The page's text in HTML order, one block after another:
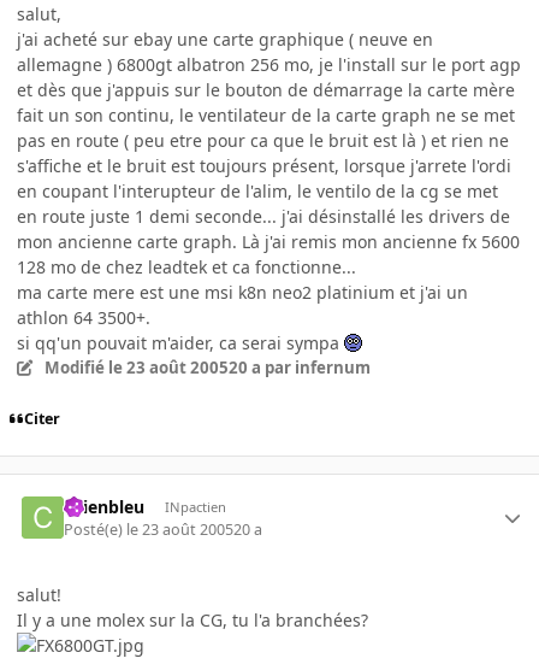
salut,
j'ai acheté sur ebay une carte graphique ( neuve en
allemagne ) 6800gt albatron 256 mo, je l'install sur le port agp
et dès que j'appuis sur le bouton de démarrage la carte mère
fait un son continu, le ventilateur de la carte graph ne se met
pas en route ( peu etre pour ca que le bruit est là ) et rien ne
s'affiche et le bruit est toujours présent, lorsque j'arrete l'ordi
en coupant l'interupteur de l'alim, le ventilo de la cg se met
en route juste 1 demi seconde... j'ai désinstallé les drivers de
mon ancienne carte graph. Là j'ai remis mon ancienne fx 5600
128 mo de chez leadtek et ca fonctionne...
ma carte mere est une msi k8n neo2 platinium et j'ai un
athlon 64 3500+.
si qq'un pouvait m'aider, ca serai sympa
Modifié le 23 août 200520 a par infernum
Citer
chienbleu INpactien
Posté(e) le 23 août 200520 a
salut!
Il y a une molex sur la CG, tu l'a branchées?